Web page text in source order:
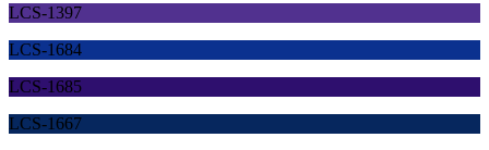
LCS-1397
LCS-1684
LCS-1685
LCS-1667